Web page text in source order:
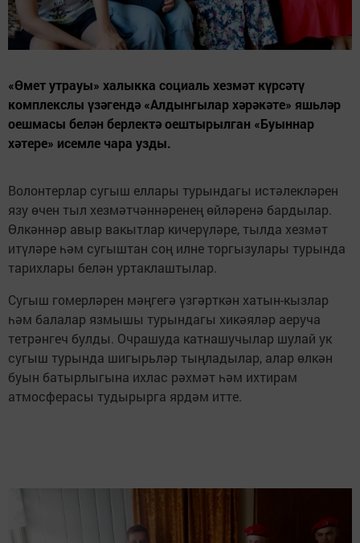
«Өмет утрауы» халыкка социаль хезмәт күрсәтү
комплекслы үзәгендә «Алдынгылар хәрәкәте» яшьләр
оешмасы белән берлектә оештырылган «Буыннар
хәтере» исемле чара узды.
Волонтерлар сугыш еллары турындагы истәлекләрен
язу өчен тыл хезмәтчәннәренең өйләренә бардылар.
Өлкәннәр авыр вакытлар кичерүләре, тылда хезмәт
итүләре һәм сугыштан соң илне торгызулары турында
тарихлары белән уртаклаштылар.
Сугыш гомерләрен мәңгегә үзгәрткән хатын-кызлар
һәм балалар язмышы турындагы хикәяләр аеруча
тетрәнгеч булды. Очрашуда катнашучылар шулай ук
сугыш турында шигырьләр тыңладылар, алар өлкән
буын батырлыгына ихлас рәхмәт һәм ихтирам
атмосферасы тудырырга ярдәм итте.